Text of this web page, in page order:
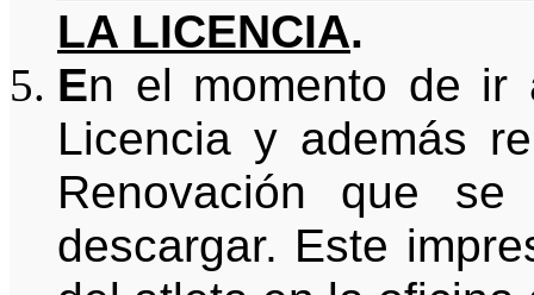
LA LICENCIA.
En el momento de ir
Licencia y además
Renovación que
descargar. Este